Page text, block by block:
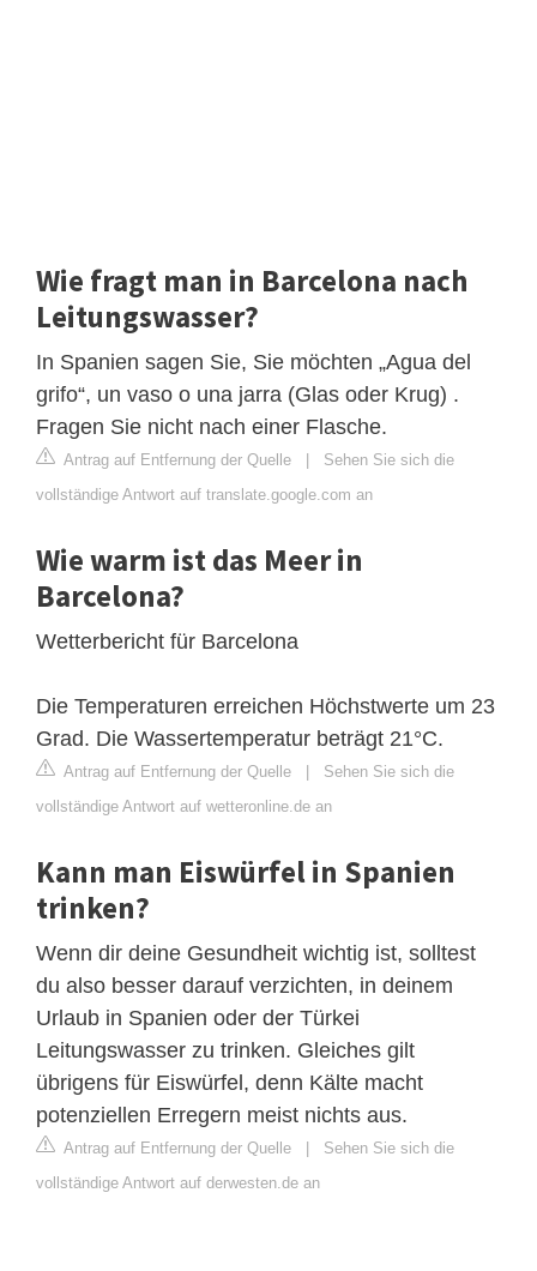
Wie fragt man in Barcelona nach
Leitungswasser?
In Spanien sagen Sie, Sie möchten „Agua del
grifo“, un vaso o una jarra (Glas oder Krug) .
Fragen Sie nicht nach einer Flasche.
Antrag auf Entfernung der Quelle | Sehen Sie sich die
vollständige Antwort auf translate.google.com an
Wie warm ist das Meer in
Barcelona?
Wetterbericht für Barcelona
Die Temperaturen erreichen Höchstwerte um 23
Grad. Die Wassertemperatur beträgt 21°C.
Antrag auf Entfernung der Quelle | Sehen Sie sich die
vollständige Antwort auf wetteronline.de an
Kann man Eiswürfel in Spanien
trinken?
Wenn dir deine Gesundheit wichtig ist, solltest
du also besser darauf verzichten, in deinem
Urlaub in Spanien oder der Türkei
Leitungswasser zu trinken. Gleiches gilt
übrigens für Eiswürfel, denn Kälte macht
potenziellen Erregern meist nichts aus.
Antrag auf Entfernung der Quelle | Sehen Sie sich die
vollständige Antwort auf derwesten.de an